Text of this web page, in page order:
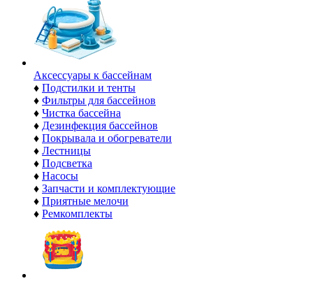
Аксессуары к бассейнам
♦ Подстилки и тенты
♦ Фильтры для бассейнов
♦ Чистка бассейна
♦ Дезинфекция бассейнов
♦ Покрывала и обогреватели
♦ Лестницы
♦ Подсветка
♦ Насосы
♦ Запчасти и комплектующие
♦ Приятные мелочи
♦ Ремкомплекты